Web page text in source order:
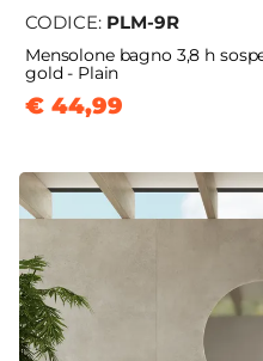
CODICE: PLM-9R
Mensolone bagno 3,8 h
gold - Plain
€ 44,99